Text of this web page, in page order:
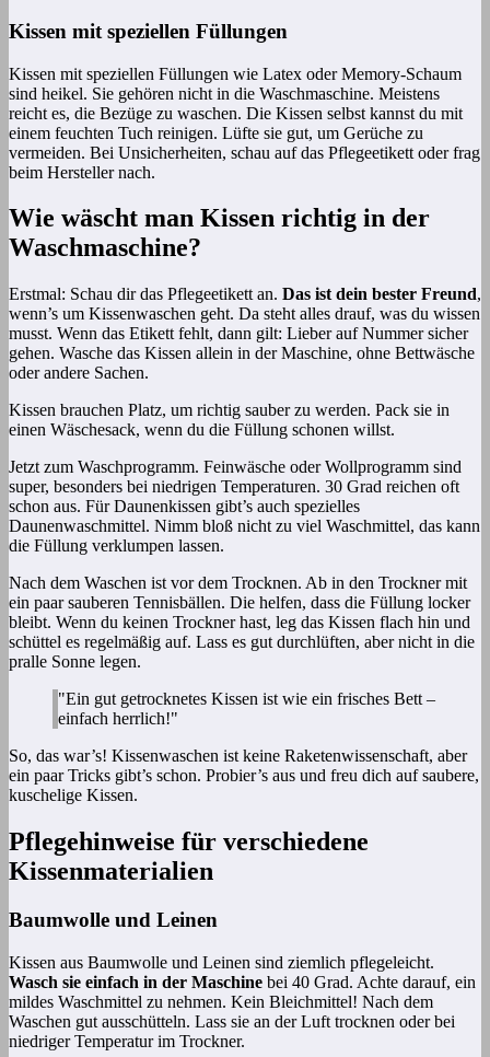
Kissen mit speziellen Füllungen
Kissen mit speziellen Füllungen wie Latex oder Memory-Schaum
sind heikel. Sie gehören nicht in die Waschmaschine. Meistens
reicht es, die Bezüge zu waschen. Die Kissen selbst kannst du mit
einem feuchten Tuch reinigen. Lüfte sie gut, um Gerüche zu
vermeiden. Bei Unsicherheiten, schau auf das Pflegeetikett oder frag
beim Hersteller nach.
Wie wäscht man Kissen richtig in der
Waschmaschine?
Erstmal: Schau dir das Pflegeetikett an. Das ist dein bester Freund,
wenn’s um Kissenwaschen geht. Da steht alles drauf, was du wissen
musst. Wenn das Etikett fehlt, dann gilt: Lieber auf Nummer sicher
gehen. Wasche das Kissen allein in der Maschine, ohne Bettwäsche
oder andere Sachen.
Kissen brauchen Platz, um richtig sauber zu werden. Pack sie in
einen Wäschesack, wenn du die Füllung schonen willst.
Jetzt zum Waschprogramm. Feinwäsche oder Wollprogramm sind
super, besonders bei niedrigen Temperaturen. 30 Grad reichen oft
schon aus. Für Daunenkissen gibt’s auch spezielles
Daunenwaschmittel. Nimm bloß nicht zu viel Waschmittel, das kann
die Füllung verklumpen lassen.
Nach dem Waschen ist vor dem Trocknen. Ab in den Trockner mit
ein paar sauberen Tennisbällen. Die helfen, dass die Füllung locker
bleibt. Wenn du keinen Trockner hast, leg das Kissen flach hin und
schüttel es regelmäßig auf. Lass es gut durchlüften, aber nicht in die
pralle Sonne legen.
"Ein gut getrocknetes Kissen ist wie ein frisches Bett –
einfach herrlich!"
So, das war’s! Kissenwaschen ist keine Raketenwissenschaft, aber
ein paar Tricks gibt’s schon. Probier’s aus und freu dich auf saubere,
kuschelige Kissen.
Pflegehinweise für verschiedene
Kissenmaterialien
Baumwolle und Leinen
Kissen aus Baumwolle und Leinen sind ziemlich pflegeleicht.
Wasch sie einfach in der Maschine bei 40 Grad. Achte darauf, ein
mildes Waschmittel zu nehmen. Kein Bleichmittel! Nach dem
Waschen gut ausschütteln. Lass sie an der Luft trocknen oder bei
niedriger Temperatur im Trockner.